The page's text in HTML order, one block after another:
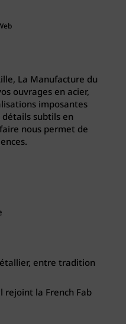
La Manufacture du
ouvrages en acier,
imposantes
subtils en
nous permet de
entre tradition
la French Fab